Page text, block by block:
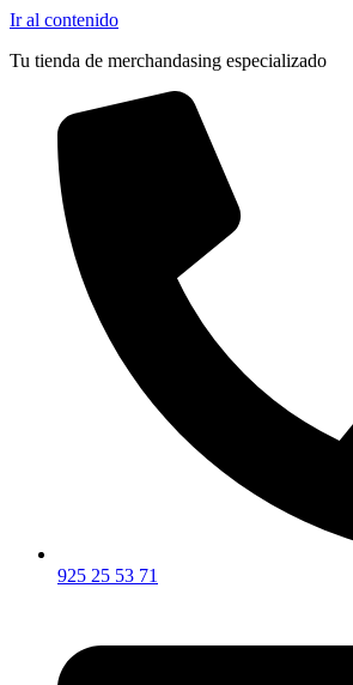
Ir al contenido
Tu tienda de merchandasing especializado
925 25 53 71